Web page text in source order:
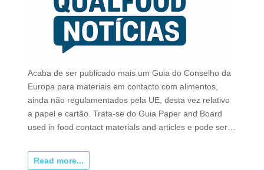
Acaba de ser publicado mais um Guia do Conselho da
Europa para materiais em contacto com alimentos,
ainda não regulamentados pela UE, desta vez relativo
a papel e cartão. Trata-se do Guia Paper and Board
used in food contact materials and articles e pode ser…
Read more...